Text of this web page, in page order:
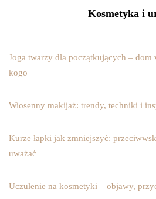
Kosmetyka i
Joga twarzy dla początkujących – dom
kogo
Wiosenny makijaż: trendy, techniki i
Kurze łapki jak zmniejszyć:
uważać
Uczulenie na kosmetyki – objawy,